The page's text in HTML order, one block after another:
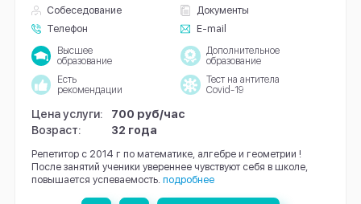
Собеседование
Документы
Телефон
E-mail
Высшее
образование
Дополнительное
образование
Есть
рекомендации
Тест на антитела
Covid-19
Цена услуги:
700 руб/час
Возраст:
32 года
Репетитор с 2014 г по математике, алгебре и геометрии !
После занятий ученики увереннее чувствуют себя в школе,
повышается успеваемость. подробнее